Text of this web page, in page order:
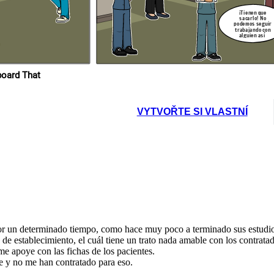
del Doctor, se Es así como empezaron a redactar un informe con lo sucedido,
pidiendo que la UGEL tome cartas en el asunto. Quedan así a la espera
de la respuesta.
unos
fichas y que le
empieza a gritar.
¡Una
en Storyboard That
¡Tienen que
sacarlo! No
podemos seguir
trabajando con
alguien así
VYTVOŘTE SI VLASTNÍ
un determinado tiempo, como hace muy poco a terminado sus
establecimiento, el cuál tiene un trato nada amable con los
apoye con las fichas de los pacientes.
y no me han contratado para eso.